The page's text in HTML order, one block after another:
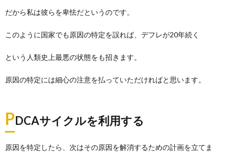
だから私は彼らを卑怯だというのです。
このように国家でも原因の特定を誤れば、デフレが20年続く
という人類史上最悪の状態をも招きます。
原因の特定には細心の注意を払っていただければと思います。
PDCAサイクルを利用する
原因を特定したら、次はその原因を解消するための計画を立てま